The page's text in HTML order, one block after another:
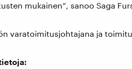
mukainen”, sanoo Saga
varatoimitusjohtajana ja